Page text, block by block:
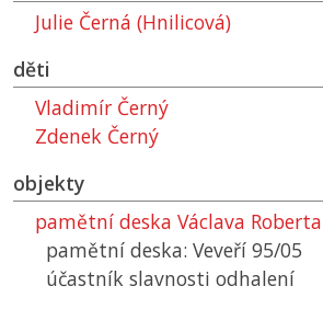
Julie Černá (Hnilicová)
děti
Vladimír Černý
Zdenek Černý
objekty
pamětní deska Václava
pamětní deska: Veveří 95/05
účastník slavnosti odhalení